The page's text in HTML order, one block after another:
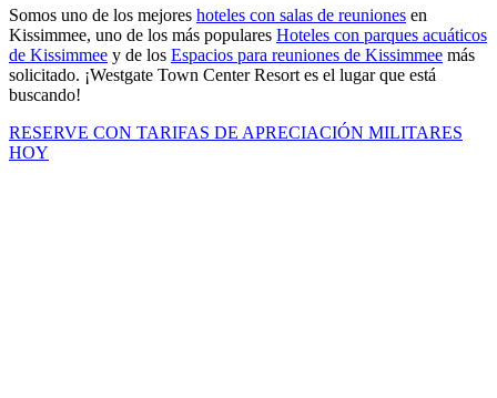
Somos uno de los mejores hoteles con salas de reuniones en
Kissimmee, uno de los más populares Hoteles con parques acuáticos
de Kissimmee y de los Espacios para reuniones de Kissimmee más
solicitado. ¡Westgate Town Center Resort es el lugar que está
buscando!
RESERVE CON TARIFAS DE APRECIACIÓN MILITARES
HOY